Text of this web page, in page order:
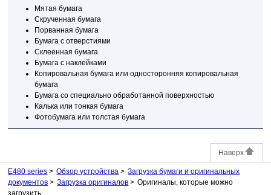
Мятая бумага
Скрученная бумага
Порванная бумага
Бумага с отверстиями
Склеенная бумага
Бумага с наклейками
Копировальная бумага или односторонняя копировальная
бумага
Бумага со специально обработанной поверхностью
Калька или тонкая бумага
Фотобумага или толстая бумага
Наверх
E480 series Обзор устройства
Загрузка бумаги и оригинальных
документов
Загрузка оригиналов
Оригиналы, которые можно